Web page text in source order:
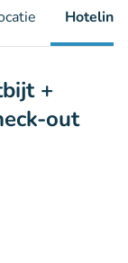
Hotelinfo
+
out